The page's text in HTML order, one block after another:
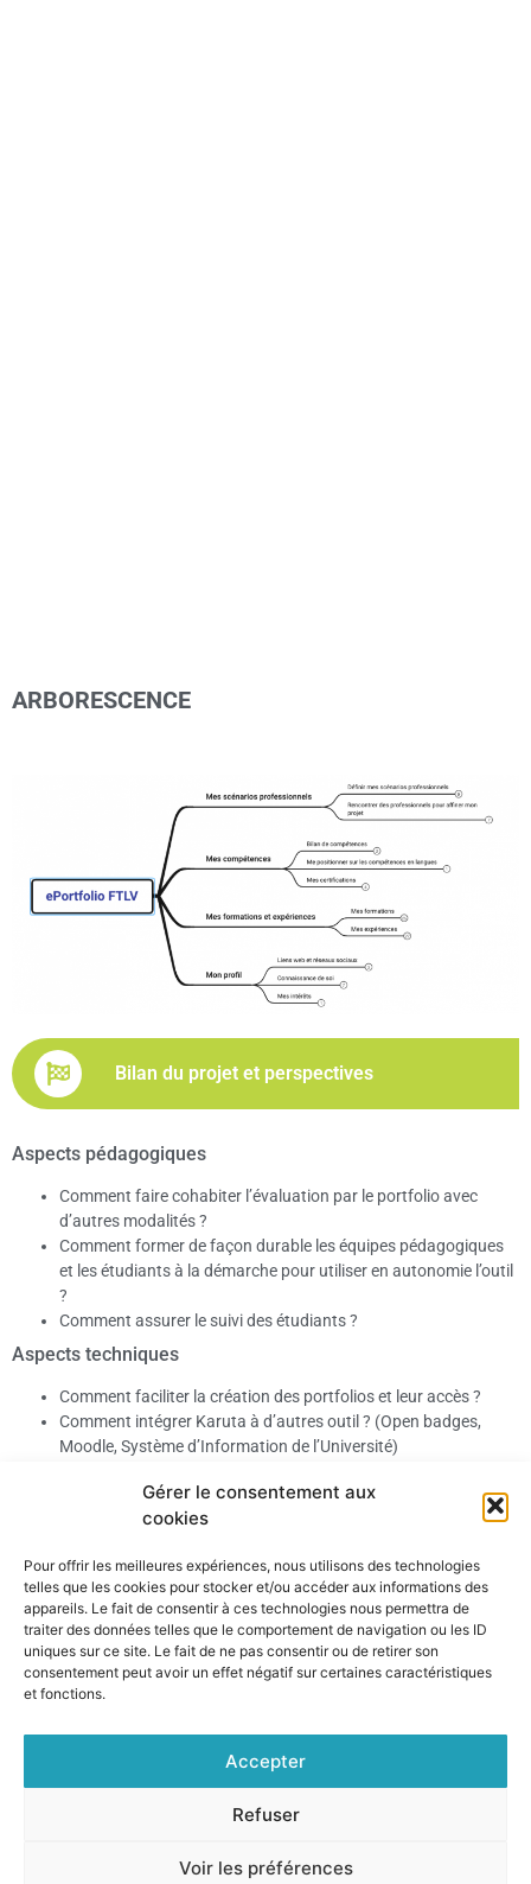
Gérer le consentement aux
cookies
Pour offrir les meilleures expériences, nous utilisons des technologies
telles que les cookies pour stocker et/ou accéder aux informations des
appareils. Le fait de consentir à ces technologies nous permettra de
traiter des données telles que le comportement de navigation ou les ID
uniques sur ce site. Le fait de ne pas consentir ou de retirer son
consentement peut avoir un effet négatif sur certaines caractéristiques
et fonctions.
Accepter
Refuser
Voir les préférences
ARBORESCENCE
Bilan du projet et perspectives
Aspects pédagogiques
Comment faire cohabiter l’évaluation par le portfolio avec
d’autres modalités ?
Comment former de façon durable les équipes pédagogiques
et les étudiants à la démarche pour utiliser en autonomie l’outil
?
Comment assurer le suivi des étudiants ?
Aspects techniques
Comment faciliter la création des portfolios et leur accès ?
Comment intégrer Karuta à d’autres outil ? (Open badges,
Moodle, Système d’Information de l’Université)
universitaire ?
Téléchargement
Le projet est disponible au téléchargement sur la plate-forme Github
de la communauté Karuta : https://github.com/karutaproject/karuta-
scripts-utilitaires/tree/master/FTLV-Nice
Copyright KARUTA 2025 – Réalisation
, icônes issus de